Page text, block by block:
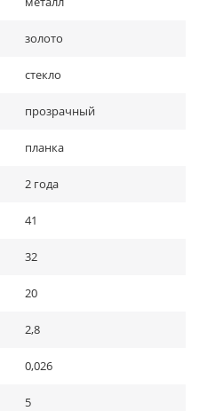
золото
стекло
прозрачный
планка
2 года
41
32
20
2,8
0,026
5